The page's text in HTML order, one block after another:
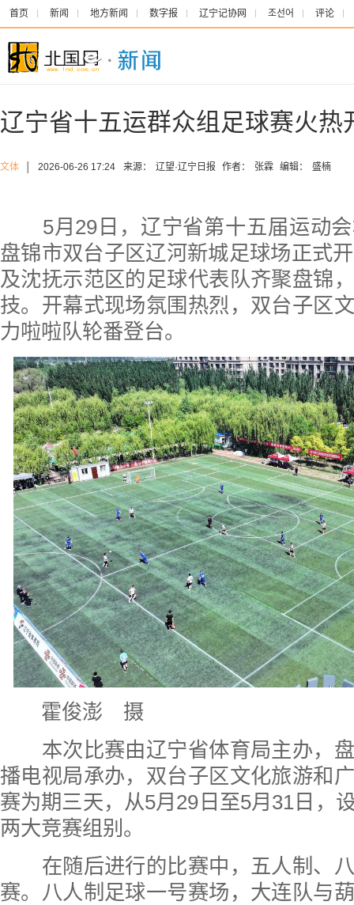
首页 新闻 地方新闻 数字报 辽宁记协网 조선어 评论
辽宁省十五运群众组足球赛火热
文体 2026-06-26 17:24 来源： 辽望·辽宁日报 作者： 张霖 编辑： 盛楠
5月29日，辽宁省第十五届运动会
盘锦市双台子区辽河新城足球场正式
及沈抚示范区的足球代表队齐聚盘锦
技。开幕式现场氛围热烈，双台子区
力啦啦队轮番登台。
霍俊澎 摄
本次比赛由辽宁省体育局主办，盘
播电视局承办，双台子区文化旅游和
赛为期三天，从5月29日至5月31日，
两大竞赛组别。
在随后进行的比赛中，五人制、八
赛。八人制足球一号赛场，大连队与